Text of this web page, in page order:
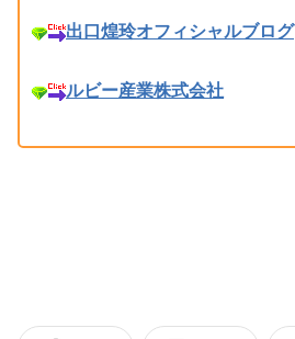
出口煌玲オフィシャルブログ
ルビー産業株式会社